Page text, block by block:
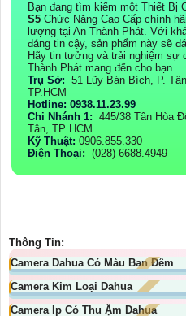
Bạn đang tìm kiếm một Thiết Bị
S5 Chức Năng Cao Cấp chính
lượng tại An Thành Phát. Với
đáng tin cậy, sản phẩm này sẽ
Hãy tin tưởng và trải nghiệm sự
Thành Phát mang đến cho bạn.
Trụ Sở: 51 Lũy Bán Bích, P.
TP.HCM
Hotline: 0938.11.23.99
Chi Nhánh 1: 445/38 Tân Hòa
Tân, TP HCM
Kỹ Thuật: 0906.855.330
Điện Thoại: (028) 6688.4949
Thông Tin:
Camera Dahua Có Màu Ban Đêm
Camera Kim Loại Dahua
Camera Ip Có Thu Ậm Dahua